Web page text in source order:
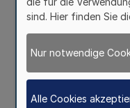
sind. Hier finden Sie
Nur notwendige
Alle Cookies